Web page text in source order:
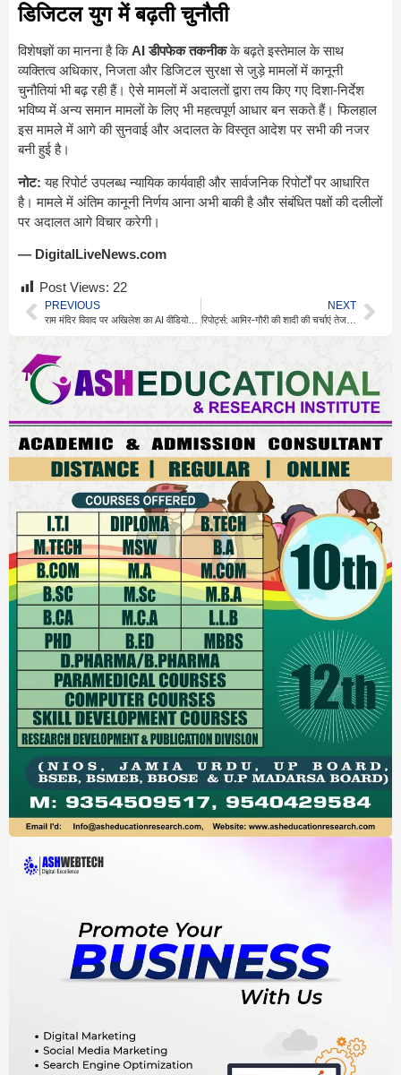
डिजिटल युग में बढ़ती चुनौती
विशेषज्ञों का मानना है किAI डीपफेक तकनीकके बढ़ते इस्तेमाल के साथ
व्यक्तित्व अधिकार, निजता और डिजिटल सुरक्षा से जुड़े मामलों में कानूनी
चुनौतियां भी बढ़ रही हैं। ऐसे मामलों में अदालतों द्वारा तय किए गए दिशा-निर्देश
भविष्य में अन्य समान मामलों के लिए भी महत्वपूर्ण आधार बन सकते हैं। फिलहाल
इस मामले में आगे की सुनवाई और अदालत के विस्तृत आदेश पर सभी की नजर
बनी हुई है।
नोट: यह रिपोर्ट उपलब्ध न्यायिक कार्यवाही और सार्वजनिक रिपोर्टों पर आधारित
है। मामले में अंतिम कानूनी निर्णय आना अभी बाकी है और संबंधित पक्षों की दलीलों
पर अदालत आगे विचार करेगी।
— DigitalLiveNews.com
Post Views: 22
PREVIOUS
राम मंदिर विवाद पर अखिलेश का AI वीडियो, सियासत तेज
NEXT
रिपोर्ट्स: आमिर-गौरी की शादी की चर्चाएं तेज, घर सजा नजर आया